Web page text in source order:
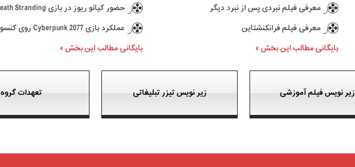
معرفی فیلم نبردی پس از نبرد دیگر
معرفی فیلم فرانکنشتاین
بایگانی مطالب این بخش »
حضور کیانو ریوز در بازی Death Stranding
عملکرد بازی Cyberpunk 2077 روی کنسول ها
بایگانی مطالب این بخش »
زیر نویس فیلم آموزشی زیر نویس تیزر تبلیغاتی تعهدات گروه